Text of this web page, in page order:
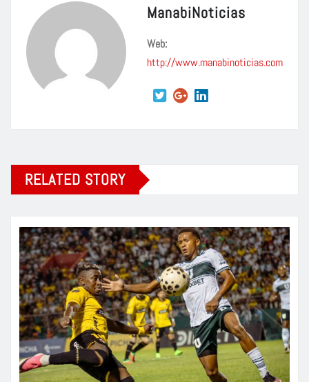
ManabiNoticias
Web:
http://www.manabinoticias.com
RELATED STORY